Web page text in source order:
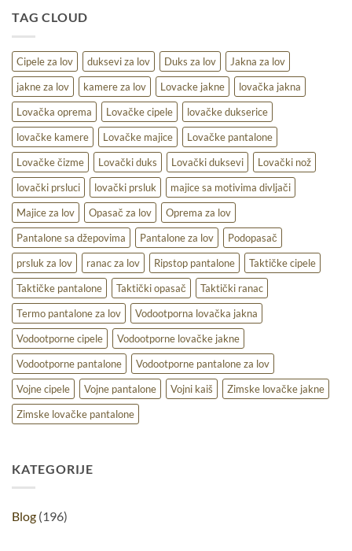
na
terenu
TAG CLOUD
Cipele za lov duksevi za lov Duks za lov
Jakna za lov
jakne za lov
kamere za lov Lovacke jakne
lovačka jakna
Lovačka oprema
Lovačke cipele
lovačke dukserice
lovačke kamere
Lovačke majice
Lovačke pantalone
Lovačke čizme
Lovački duks Lovački duksevi
Lovački nož
lovački prsluci
lovački prsluk
majice sa motivima divljači
Majice za lov
Opasač za lov
Oprema za lov
Pantalone sa džepovima
Pantalone za lov
Podopasač
prsluk za lov
ranac za lov Ripstop pantalone
Taktičke cipele
Taktičke pantalone
Taktički opasač
Taktički ranac
Termo pantalone za lov
Vodootporna lovačka jakna
Vodootporne cipele
Vodootporne lovačke jakne
Vodootporne pantalone
Vodootporne pantalone za lov
Vojne cipele
Vojne pantalone Vojni kaiš
Zimske lovačke jakne
Zimske lovačke pantalone
KATEGORIJE
Blog (196)